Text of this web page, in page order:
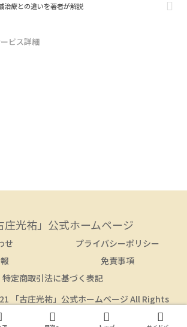
治療との違いを著者が解説
ビス詳細
庄光祐」公式ホームページ
せ
プライバシーポリシー
免責事項
特定商取引法に基づく表記
「古庄光祐」公式ホームページ All Rights
Reserved.